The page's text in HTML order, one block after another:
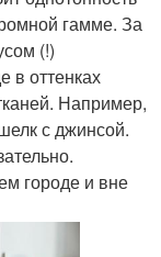
гамме. За
(!)
в оттенках
Например,
с джинсой.
городе и вне